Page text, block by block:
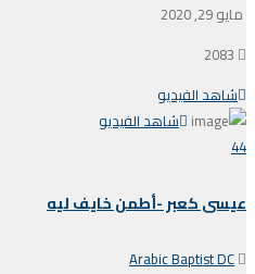
مايو 29, 2020
2083
شاهد الفيديو
شاهد الفيديو
44
عيسى كعبر -أطمن خايف ليه
Arabic Baptist DC